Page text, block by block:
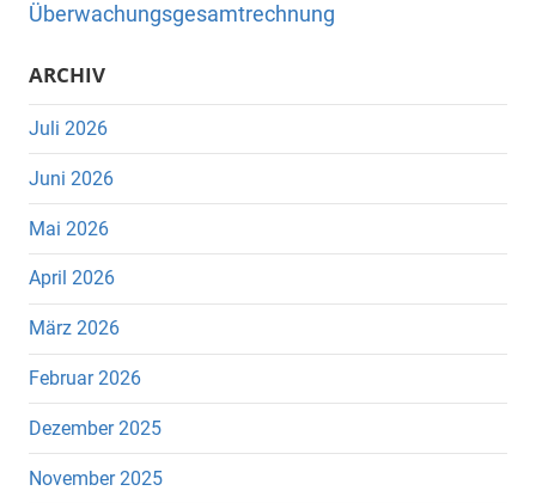
Überwachungsgesamtrechnung
ARCHIV
Juli 2026
Juni 2026
Mai 2026
April 2026
März 2026
Februar 2026
Dezember 2025
November 2025